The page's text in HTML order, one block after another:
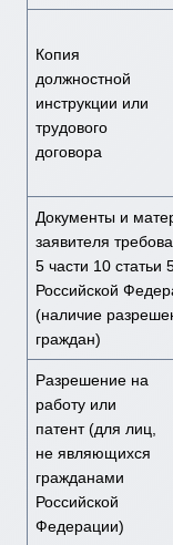
Копия
должностной
инструкции или
трудового
договора
Документы и
заявителя
5 части 10 статьи
Российской
(наличие
граждан)
Разрешение на
работу или
патент (для лиц,
не являющихся
гражданами
Российской
Федерации)